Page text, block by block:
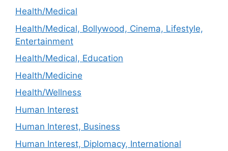
Health/Medical
Health/Medical, Bollywood, Cinema, Lifestyle,
Entertainment
Health/Medical, Education
Health/Medicine
Health/Wellness
Human Interest
Human Interest, Business
Human Interest, Diplomacy, International